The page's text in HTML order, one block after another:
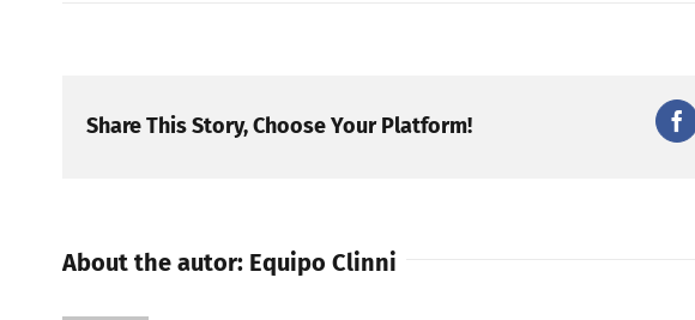
Share This Story, Choose Your Platform!
About the autor: Equipo Clinni